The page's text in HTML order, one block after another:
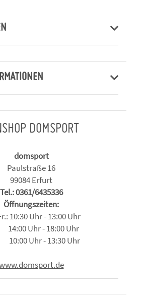
DOMSPORT
domsport
Paulstraße 16
99084 Erfurt
Tel.: 0361/6435336
Öffnungszeiten:
10:30 Uhr - 13:00 Uhr
Uhr - 18:00 Uhr
Uhr - 13:30 Uhr